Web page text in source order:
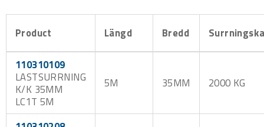
Product Längd Bredd
110310109
LASTSURRNING
K/K 35MM
LC1T 5M
5M 35MM 2000 KG